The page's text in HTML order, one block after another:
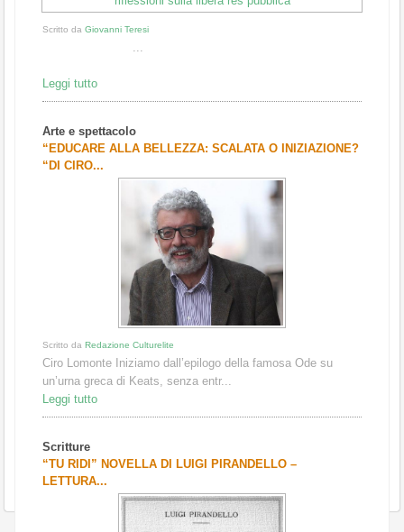
Scritto da Giovanni Teresi
...
Leggi tutto
Arte e spettacolo
“EDUCARE ALLA BELLEZZA: SCALATA O INIZIAZIONE?
“DI CIRO...
Scritto da Redazione Culturelite
Ciro Lomonte Iniziamo dall’epilogo della famosa Ode su
un’urna greca di Keats, senza entr...
Leggi tutto
Scritture
“TU RIDI” NOVELLA DI LUIGI PIRANDELLO –
LETTURA...